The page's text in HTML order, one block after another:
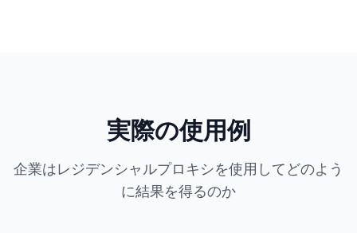
実際の使用例
企業はレジデンシャルプロキシを使用してどのよう
に結果を得るのか